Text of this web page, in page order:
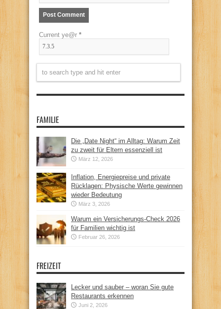
Current ye@r *
FAMILIE
Die „Date Night“ im Alltag: Warum Zeit
zu zweit für Eltern essenziell ist
März 12, 2026
Inflation, Energiepreise und private
Rücklagen: Physische Werte gewinnen
wieder Bedeutung
März 3, 2026
Warum ein Versicherungs-Check 2026
für Familien wichtig ist
Februar 26, 2026
FREIZEIT
Lecker und sauber – woran Sie gute
Restaurants erkennen
Juni 2, 2026